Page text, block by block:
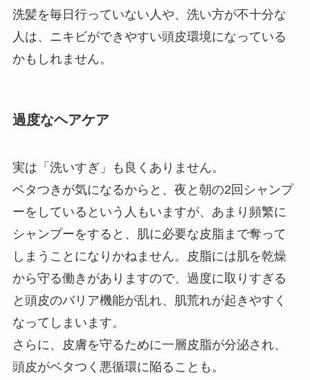
洗髪を毎日行っていない人や、洗い方が不十分な
人は、ニキビができやすい頭皮環境になっている
かもしれません。
過度なヘアケア
実は「洗いすぎ」も良くありません。
ベタつきが気になるからと、夜と朝の2回シャンプ
ーをしているという人もいますが、あまり頻繁に
シャンプーをすると、肌に必要な皮脂まで奪って
しまうことになりかねません。皮脂には肌を乾燥
から守る働きがありますので、過度に取りすぎる
と頭皮のバリア機能が乱れ、肌荒れが起きやすく
なってしまいます。
さらに、皮膚を守るために一層皮脂が分泌され、
頭皮がベタつく悪循環に陥ることも。